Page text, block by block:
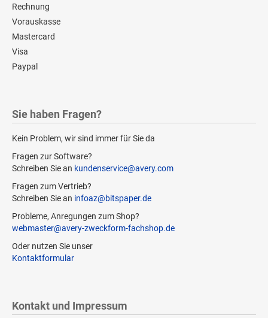
Rechnung
Vorauskasse
Mastercard
Visa
Paypal
Sie haben Fragen?
Kein Problem, wir sind immer für Sie da
Fragen zur Software?
Schreiben Sie an kundenservice@avery.com
Fragen zum Vertrieb?
Schreiben Sie an infoaz@bitspaper.de
Probleme, Anregungen zum Shop?
webmaster@avery-zweckform-fachshop.de
Oder nutzen Sie unser
Kontaktformular
Kontakt und Impressum